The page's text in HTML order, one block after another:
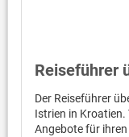
Reiseführer
Der Reiseführer
Istrien in Kroatien.
Angebote für